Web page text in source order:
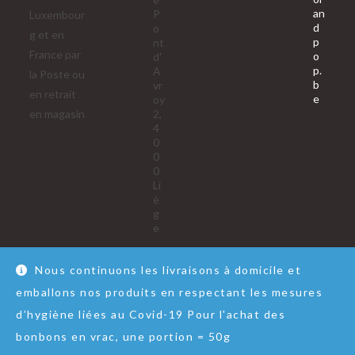
Nous continuons les livraisons à domicile et
emballons nos produits en respectant les mesures
d’hygiène liées au Covid-19 Pour l'achat des
bonbons en vrac, une portion = 50g
Luxembour
g et en
France par
la Poste ou
en retrait
en magasin
P
o
nt
d'
A
vr
oy
2,
4
0
0
0
Li
è
g
e
an
d
p
o
p.
b
eS’ouvre
Nous contacter Conditions Générales de Vente